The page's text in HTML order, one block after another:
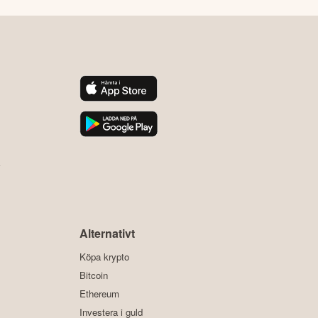
Alternativt
Köpa krypto
Bitcoin
Ethereum
Investera i guld